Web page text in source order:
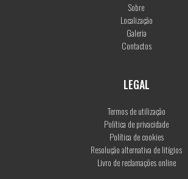
Sobre
Localização
Galeria
Contactos
LEGAL
Termos de utilização
Política de privacidade
Política de cookies
Resolução alternativa de litígios
Livro de reclamações online